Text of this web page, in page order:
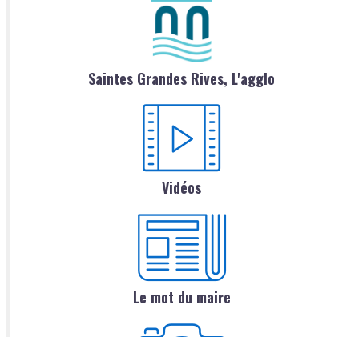
Saintes Grandes Rives, L'agglo
Vidéos
Le mot du maire